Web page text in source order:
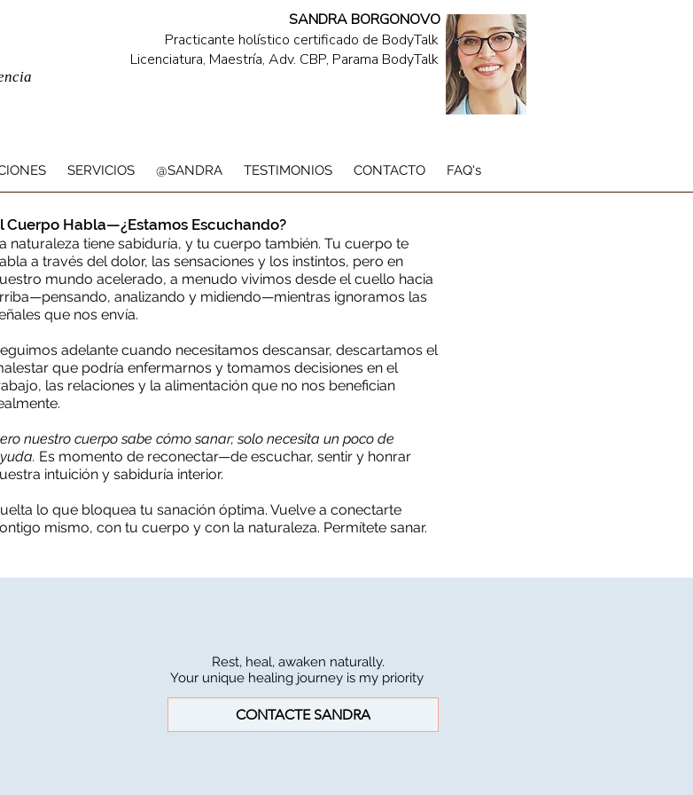
SANDRA BORGONOVO
Practicante holístico certificado de BodyTalk
Licenciatura, Maestría, Adv. CBP, Parama BodyTalk
SERVICIOS @SANDRA TESTIMONIOS CONTACTO FAQ's
Cuerpo Habla—¿Estamos Escuchando?
naturaleza tiene sabiduría, y tu cuerpo también. Tu cuerpo te
a través del dolor, las sensaciones y los instintos, pero en
mundo acelerado, a menudo vivimos desde el cuello hacia
analizando y midiendo—mientras ignoramos las
que nos envía.
adelante cuando necesitamos descansar, descartamos el
que podría enfermarnos y tomamos decisiones en el
las relaciones y la alimentación que no nos benefician
nuestro cuerpo sabe cómo sanar; solo necesita un poco de
Es momento de reconectar—de escuchar, sentir y honrar
intuición y sabiduría interior.
lo que bloquea tu sanación óptima. Vuelve a conectarte
mismo, con tu cuerpo y con la naturaleza. Permítete sanar.
Rest, heal, awaken naturally.
Your unique healing journey is my priority
CONTACTE SANDRA